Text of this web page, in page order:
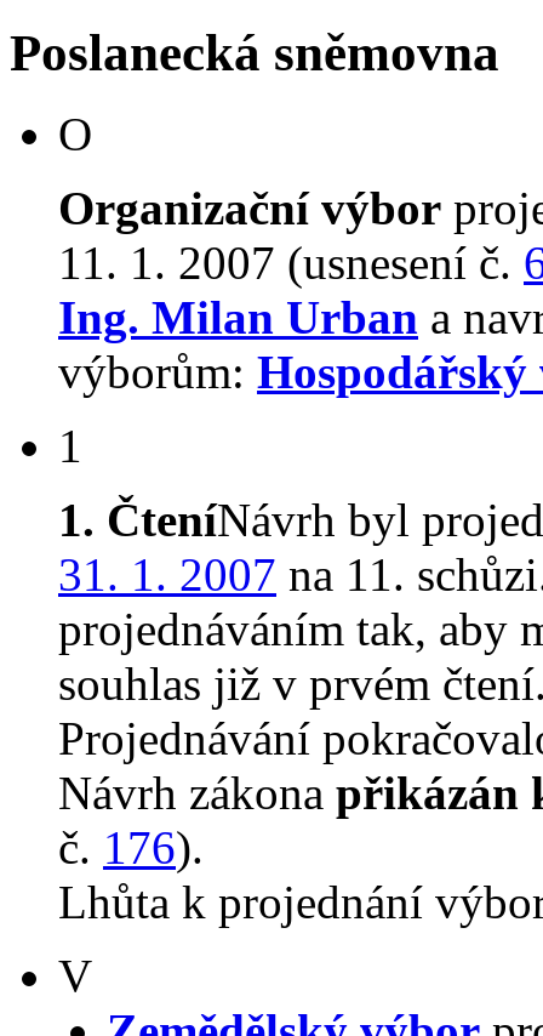
Poslanecká sněmovna
O
Organizační výbor
11. 1. 2007 (usnesení č.
Ing. Milan Urban a
výborům:
1
1. ČteníNávrh byl
31. 1. 2007 na 11.
projednáváním tak, aby
souhlas již v prvém
Projednávání
Návrh zákona přikázán
č. 176).
Lhůta k projednání
V